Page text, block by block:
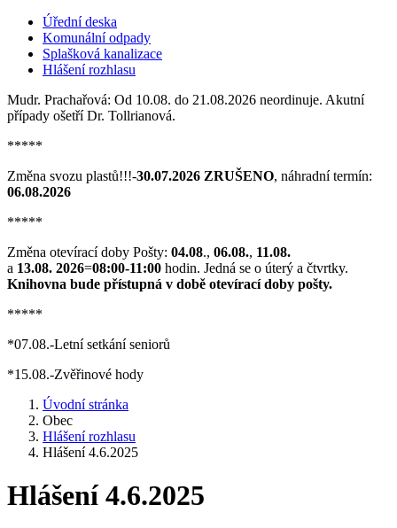
Úřední deska
Komunální odpady
Splašková kanalizace
Hlášení rozhlasu
Mudr. Prachařová: Od 10.08. do 21.08.2026 neordinuje. Akutní
případy ošetří Dr. Tollrianová.
*****
Změna svozu plastů!!!-30.07.2026 ZRUŠENO, náhradní termín:
06.08.2026
*****
Změna otevírací doby Pošty: 04.08., 06.08., 11.08.
a 13.08. 2026=08:00-11:00 hodin. Jedná se o úterý a čtvrtky.
Knihovna bude přístupná v době otevírací doby pošty.
*****
*07.08.-Letní setkání seniorů
*15.08.-Zvěřinové hody
Úvodní stránka
Obec
Hlášení rozhlasu
Hlášení 4.6.2025
Hlášení 4.6.2025